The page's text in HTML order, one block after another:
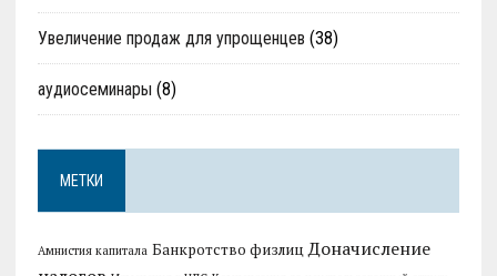
Увеличение продаж для упрощенцев (38)
аудиосеминары (8)
МЕТКИ
Амнистия капитала Банкротство физлиц Доначисление